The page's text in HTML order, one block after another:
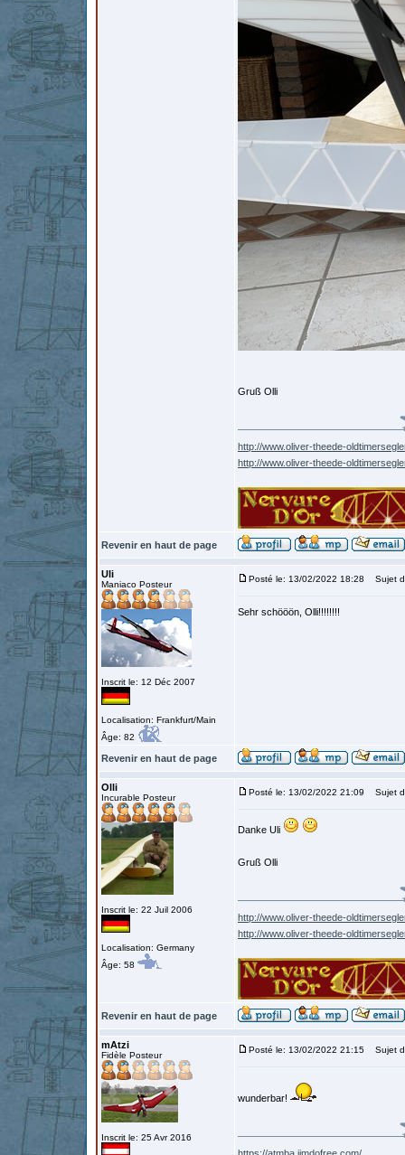
Gruß Olli
http://www.oliver-theede-
http://www.oliver-theede-
Revenir en haut de page
Uli
Maniaco Posteur
Inscrit le: 12 Déc 2007
Localisation: Frankfurt/Main
Âge: 82
Posté le: 13/02/2022 18:28 Sujet
Sehr schööön, Olli!!!!!!!!
Revenir en haut de page
Olli
Incurable Posteur
Inscrit le: 22 Juil 2006
Localisation: Germany
Âge: 58
Posté le: 13/02/2022 21:09 Sujet
Danke Uli
Gruß Olli
http://www.oliver-theede-
http://www.oliver-theede-
Revenir en haut de page
mAtzi
Fidèle Posteur
Inscrit le: 25 Avr 2016
Posté le: 13/02/2022 21:15 Sujet
wunderbar!